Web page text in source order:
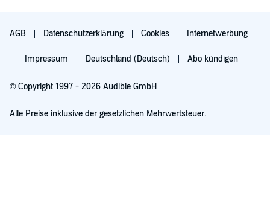
AGB Datenschutzerklärung Cookies Internetwerbung
Impressum Deutschland (Deutsch) Abo kündigen
© Copyright 1997 - 2026 Audible GmbH
Alle Preise inklusive der gesetzlichen Mehrwertsteuer.